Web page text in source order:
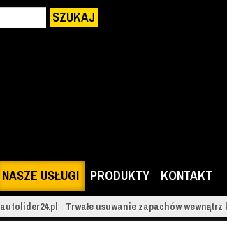
SZUKAJ
NASZE USŁUGI PRODUKTY KONTAKT
autolider24.pl Trwałe usuwanie zapachów